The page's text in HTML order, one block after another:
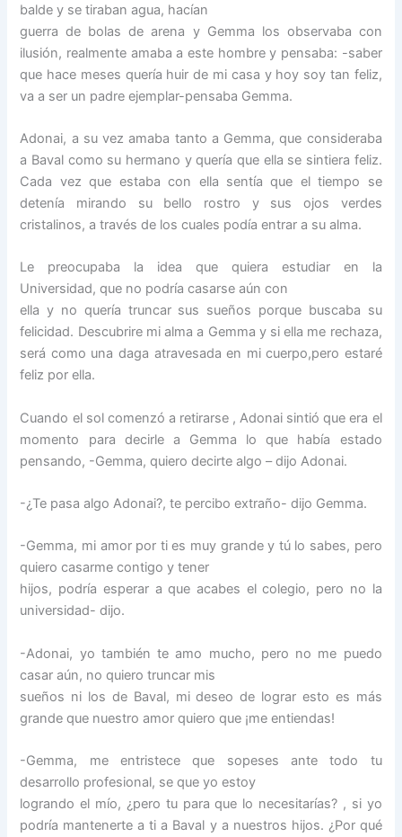
balde y se tiraban agua, hacían
guerra de bolas de arena y Gemma los observaba con
ilusión, realmente amaba a este hombre y pensaba: -saber
que hace meses quería huir de mi casa y hoy soy tan feliz,
va a ser un padre ejemplar-pensaba Gemma.
Adonai, a su vez amaba tanto a Gemma, que consideraba
a Baval como su hermano y quería que ella se sintiera feliz.
Cada vez que estaba con ella sentía que el tiempo se
detenía mirando su bello rostro y sus ojos verdes
cristalinos, a través de los cuales podía entrar a su alma.
Le preocupaba la idea que quiera estudiar en la
Universidad, que no podría casarse aún con
ella y no quería truncar sus sueños porque buscaba su
felicidad. Descubrire mi alma a Gemma y si ella me rechaza,
será como una daga atravesada en mi cuerpo,pero estaré
feliz por ella.
Cuando el sol comenzó a retirarse , Adonai sintió que era el
momento para decirle a Gemma lo que había estado
pensando, -Gemma, quiero decirte algo – dijo Adonai.
-¿Te pasa algo Adonai?, te percibo extraño- dijo Gemma.
-Gemma, mi amor por ti es muy grande y tú lo sabes, pero
quiero casarme contigo y tener
hijos, podría esperar a que acabes el colegio, pero no la
universidad- dijo.
-Adonai, yo también te amo mucho, pero no me puedo
casar aún, no quiero truncar mis
sueños ni los de Baval, mi deseo de lograr esto es más
grande que nuestro amor quiero que ¡me entiendas!
-Gemma, me entristece que sopeses ante todo tu
desarrollo profesional, se que yo estoy
logrando el mío, ¿pero tu para que lo necesitarías? , si yo
podría mantenerte a ti a Baval y a nuestros hijos. ¿Por qué